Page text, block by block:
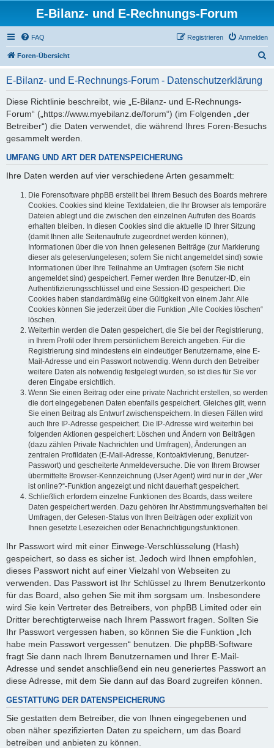
E-Bilanz- und E-Rechnungs-Forum
FAQ Anmelden
Registrieren
Foren-Übersicht
E-Bilanz- und E-Rechnungs-Forum - Datenschutzerklärung
Diese Richtlinie beschreibt, wie „E-Bilanz- und E-Rechnungs-
Forum“ („https://www.myebilanz.de/forum“) (im Folgenden „der
Betreiber“) die Daten verwendet, die während Ihres Foren-Besuchs
gesammelt werden.
UMFANG UND ART DER DATENSPEICHERUNG
Ihre Daten werden auf vier verschiedene Arten gesammelt:
Die Forensoftware phpBB erstellt bei Ihrem Besuch des Boards mehrere
Cookies. Cookies sind kleine Textdateien, die Ihr Browser als temporäre
Dateien ablegt und die zwischen den einzelnen Aufrufen des Boards
erhalten bleiben. In diesen Cookies sind die aktuelle ID Ihrer Sitzung
(damit Ihnen alle Seitenaufrufe zugeordnet werden können),
Informationen über die von Ihnen gelesenen Beiträge (zur Markierung
dieser als gelesen/ungelesen; sofern Sie nicht angemeldet sind) sowie
Informationen über Ihre Teilnahme an Umfragen (sofern Sie nicht
angemeldet sind) gespeichert. Ferner werden Ihre Benutzer-ID, ein
Authentifizierungsschlüssel und eine Session-ID gespeichert. Die
Cookies haben standardmäßig eine Gültigkeit von einem Jahr. Alle
Cookies können Sie jederzeit über die Funktion „Alle Cookies löschen“
löschen.
Weiterhin werden die Daten gespeichert, die Sie bei der Registrierung,
in Ihrem Profil oder Ihrem persönlichem Bereich angeben. Für die
Registrierung sind mindestens ein eindeutiger Benutzername, eine E-
Mail-Adresse und ein Passwort notwendig. Wenn durch den Betreiber
weitere Daten als notwendig festgelegt wurden, so ist dies für Sie vor
deren Eingabe ersichtlich.
Wenn Sie einen Beitrag oder eine private Nachricht erstellen, so werden
die dort eingegebenen Daten ebenfalls gespeichert. Gleiches gilt, wenn
Sie einen Beitrag als Entwurf zwischenspeichern. In diesen Fällen wird
auch Ihre IP-Adresse gespeichert. Die IP-Adresse wird weiterhin bei
folgenden Aktionen gespeichert: Löschen und Ändern von Beiträgen
(dazu zählen Private Nachrichten und Umfragen), Änderungen an
zentralen Profildaten (E-Mail-Adresse, Kontoaktivierung, Benutzer-
Passwort) und gescheiterte Anmeldeversuche. Die von Ihrem Browser
übermittelte Browser-Kennzeichnung (User Agent) wird nur in der „Wer
ist online?“-Funktion angezeigt und nicht dauerhaft gespeichert.
Schließlich erfordern einzelne Funktionen des Boards, dass weitere
Daten gespeichert werden. Dazu gehören Ihr Abstimmungsverhalten bei
Umfragen, der Gelesen-Status von Ihren Beiträgen oder explizit von
Ihnen gesetzte Lesezeichen oder Benachrichtigungsfunktionen.
Ihr Passwort wird mit einer Einwege-Verschlüsselung (Hash)
gespeichert, so dass es sicher ist. Jedoch wird Ihnen empfohlen,
dieses Passwort nicht auf einer Vielzahl von Webseiten zu
verwenden. Das Passwort ist Ihr Schlüssel zu Ihrem Benutzerkonto
für das Board, also gehen Sie mit ihm sorgsam um. Insbesondere
wird Sie kein Vertreter des Betreibers, von phpBB Limited oder ein
Dritter berechtigterweise nach Ihrem Passwort fragen. Sollten Sie
Ihr Passwort vergessen haben, so können Sie die Funktion „Ich
habe mein Passwort vergessen“ benutzen. Die phpBB-Software
fragt Sie dann nach Ihrem Benutzernamen und Ihrer E-Mail-
Adresse und sendet anschließend ein neu generiertes Passwort an
diese Adresse, mit dem Sie dann auf das Board zugreifen können.
GESTATTUNG DER DATENSPEICHERUNG
Sie gestatten dem Betreiber, die von Ihnen eingegebenen und
oben näher spezifizierten Daten zu speichern, um das Board
betreiben und anbieten zu können.